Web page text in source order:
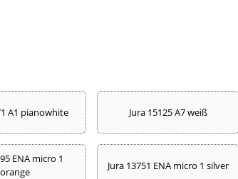
A1 pianowhite Jura 15125 A7 weiß
ENA micro 1
orange
Jura 13751 ENA micro 1 silver